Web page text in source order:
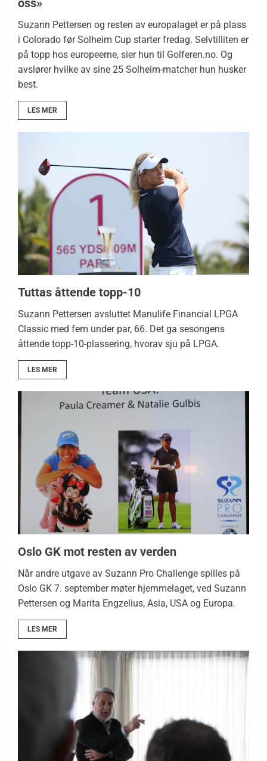
Suzann Pettersen og resten av europalaget er på plass
i Colorado før Solheim Cup starter fredag. Selvtilliten er
på topp hos europeerne, sier hun til Golferen.no. Og
avslører hvilke av sine 25 Solheim-matcher hun husker
best.
LES MER
Tuttas åttende topp-10
Suzann Pettersen avsluttet Manulife Financial LPGA
Classic med fem under par, 66. Det ga sesongens
åttende topp-10-plassering, hvorav sju på LPGA.
LES MER
Oslo GK mot resten av verden
Når andre utgave av Suzann Pro Challenge spilles på
Oslo GK 7. september møter hjemmelaget, ved Suzann
Pettersen og Marita Engzelius, Asia, USA og Europa.
LES MER